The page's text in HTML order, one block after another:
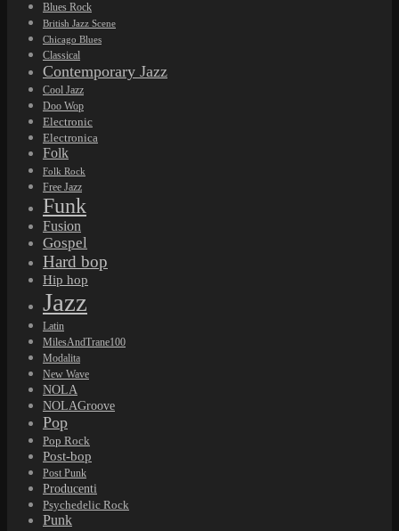
Blues Rock
British Jazz Scene
Chicago Blues
Classical
Contemporary Jazz
Cool Jazz
Doo Wop
Electronic
Electronica
Folk
Folk Rock
Free Jazz
Funk
Fusion
Gospel
Hard bop
Hip hop
Jazz
Latin
MilesAndTrane100
Modalita
New Wave
NOLA
NOLAGroove
Pop
Pop Rock
Post-bop
Post Punk
Producenti
Psychedelic Rock
Punk